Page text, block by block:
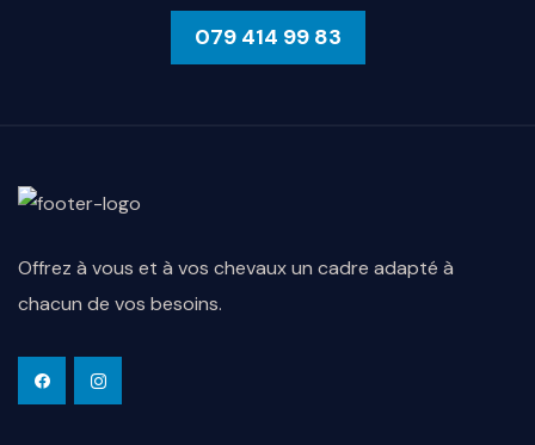
079 414 99 83
Offrez à vous et à vos chevaux un cadre adapté à
chacun de vos besoins.